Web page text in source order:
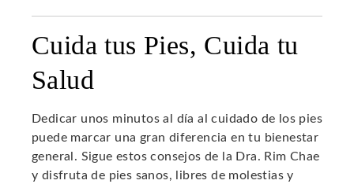
Cuida tus Pies, Cuida tu
Salud
Dedicar unos minutos al día al cuidado de los pies
puede marcar una gran diferencia en tu bienestar
general. Sigue estos consejos de la Dra. Rim Chae
y disfruta de pies sanos, libres de molestias y